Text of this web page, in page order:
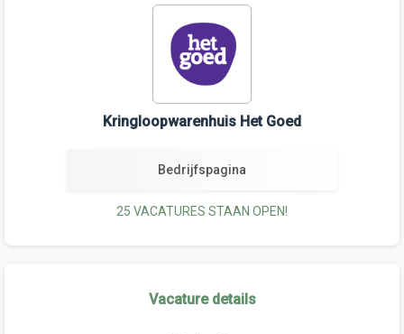
Kringloopwarenhuis Het Goed
Bedrijfspagina
25 VACATURES STAAN OPEN!
Vacature details